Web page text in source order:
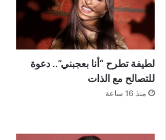
لطيفة تطرح “أنا بعجبني”.. دعوة
للتصالح مع الذات
منذ 16 ساعة